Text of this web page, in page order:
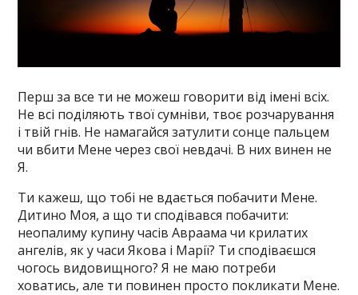
Перш за все ти не можеш говорити від імені всіх.
Не всі поділяють твої сумніви, твоє розчарування
і твій гнів. Не намагайся затулити сонце пальцем
чи вбити Мене через свої невдачі. В них винен не
Я.
Ти кажеш, що тобі не вдається побачити Мене.
Дитино Моя, а що ти сподівався побачити:
неопалиму купину часів Авраама чи крилатих
ангелів, як у часи Якова і Марії? Ти сподіваєшся
чогось видовищного? Я не маю потреби
ховатись, але ти повинен просто покликати Мене.